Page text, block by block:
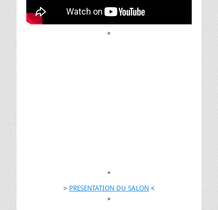
*
*
> PRESENTATION DU SALON <
*